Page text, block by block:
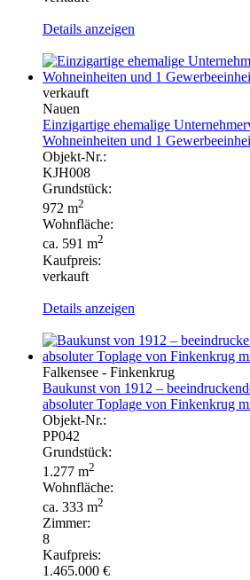
Details anzeigen
verkauft
Nauen
Einzigartige ehemalige
Wohneinheiten und 1
Objekt-Nr.:
KJH008
Grundstück:
972 m2
Wohnfläche:
ca. 591 m2
Kaufpreis:
verkauft
Details anzeigen
Falkensee - Finkenkrug
Baukunst von 1912 –
absoluter Toplage von Finkenkrug
Objekt-Nr.:
PP042
Grundstück:
1.277 m2
Wohnfläche:
ca. 333 m2
Zimmer:
8
Kaufpreis:
1.465.000 €